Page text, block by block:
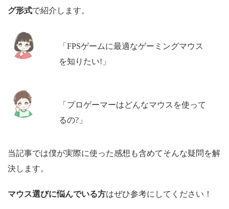
グ形式で紹介します。
「FPSゲームに最適なゲーミングマウス
を知りたい!」
「プロゲーマーはどんなマウスを使って
るの?」
当記事では僕が実際に使った感想も含めてそんな疑問を解
決します。
マウス選びに悩んでいる方はぜひ参考にしてください！